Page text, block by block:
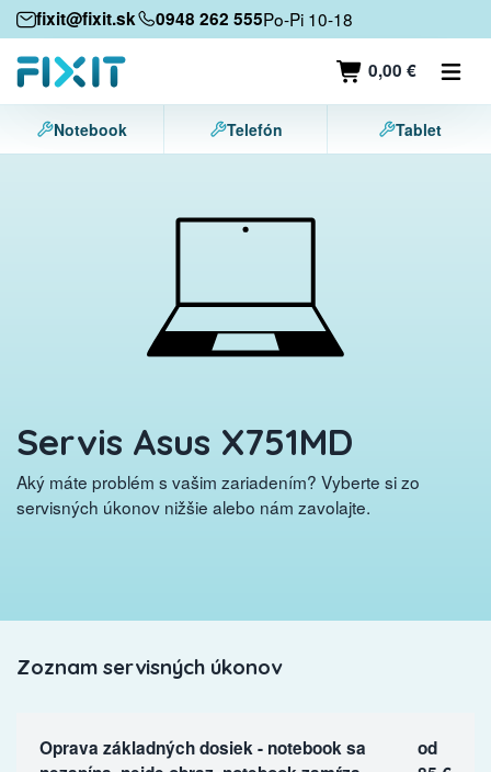
fixit@fixit.sk 0948 262 555Po-Pi 10-18
0,00 €
Mobilné zariadenia
Mobilné telefóny
Tablety
Notebook Telefón Tablet
Servis Asus X751MD
Aký máte problém s vašim zariadením? Vyberte si zo
servisných úkonov nižšie alebo nám zavolajte.
Zoznam servisných úkonov
Oprava základných dosiek - notebook sa
od